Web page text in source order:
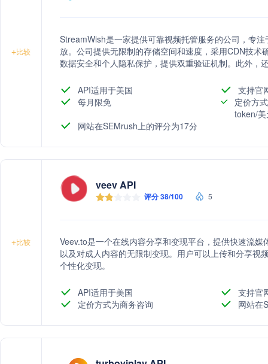
+比较
StreamWish是一家提供可靠视频托管服务的公司，专
放。公司提供无限制的存储空间和速度，采用CDN技
数据安全和个人隐私保护，提供双重验证机制。此外，
API适用于美国
支持官
每月限免
定价方
token/
网站在SEMrush上的评分为17分
+比较
veev API
评分 38/100 5
Veev.to是一个在线内容分享和变现平台，提供快速流
以及对成人内容的无限制变现。用户可以上传和分享视
个性化变现。
API适用于美国
支持官
定价方式为商务咨询
网站在